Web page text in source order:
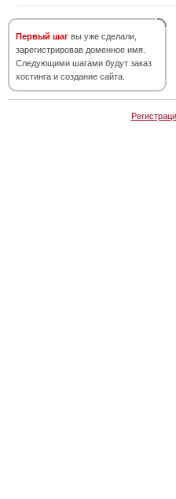
Первый шаг вы уже сделали,
зарегистрировав доменное имя.
Следующими шагами будут заказ
хостинга и создание сайта.